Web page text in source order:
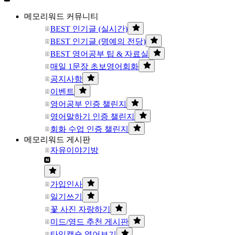
메모리워드 커뮤니티
BEST 인기글 (실시간)
BEST 인기글 (명예의 전당)
BEST 영어공부 팁 & 자료실
매일 1문장 초보영어회화
공지사항
이벤트
영어공부 인증 챌린지
영어말하기 인증 챌린지
회화 수업 인증 챌린지
메모리워드 게시판
자유이야기방
가입인사
일기쓰기
꽃 사진 자랑하기
미드/영드 추천 게시판